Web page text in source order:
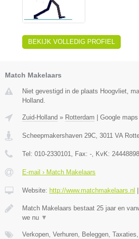
BEKIJK VOLLEDIG PROFIEL
Match Makelaars
Niet gevestigd in de plaats Hoogvliet,
Holland.
Zuid-Holland » Rotterdam Google maps
Scheepmakershaven 29C, 3011 VA
Tel: 010-2330101, Fax: -, KvK: 24448898
E-mail › Match Makelaars
Website: http://www.matchmakelaars.nl
Match Makelaars bestaat 25 jaar en
we nu ▼
Verkopen, Verhuren, Beleggen,